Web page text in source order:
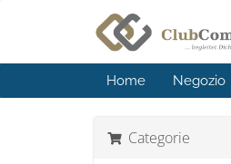
Home Negozio
Categorie